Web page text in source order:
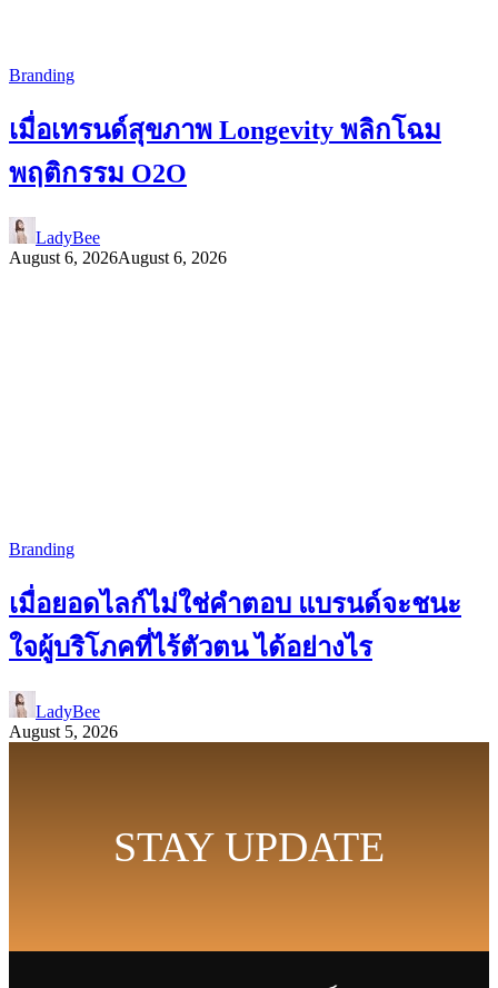
Branding
เมื่อเทรนด์สุขภาพ Longevity พลิกโฉม
พฤติกรรม O2O
LadyBee
August 6, 2026August 6, 2026
Branding
เมื่อยอดไลก์ไม่ใช่คำตอบ แบรนด์จะชนะ
ใจผู้บริโภคที่ไร้ตัวตน ได้อย่างไร
LadyBee
August 5, 2026
STAY UPDATE